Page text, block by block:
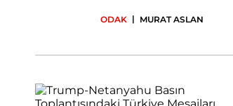
ODAK | MURAT ASLAN